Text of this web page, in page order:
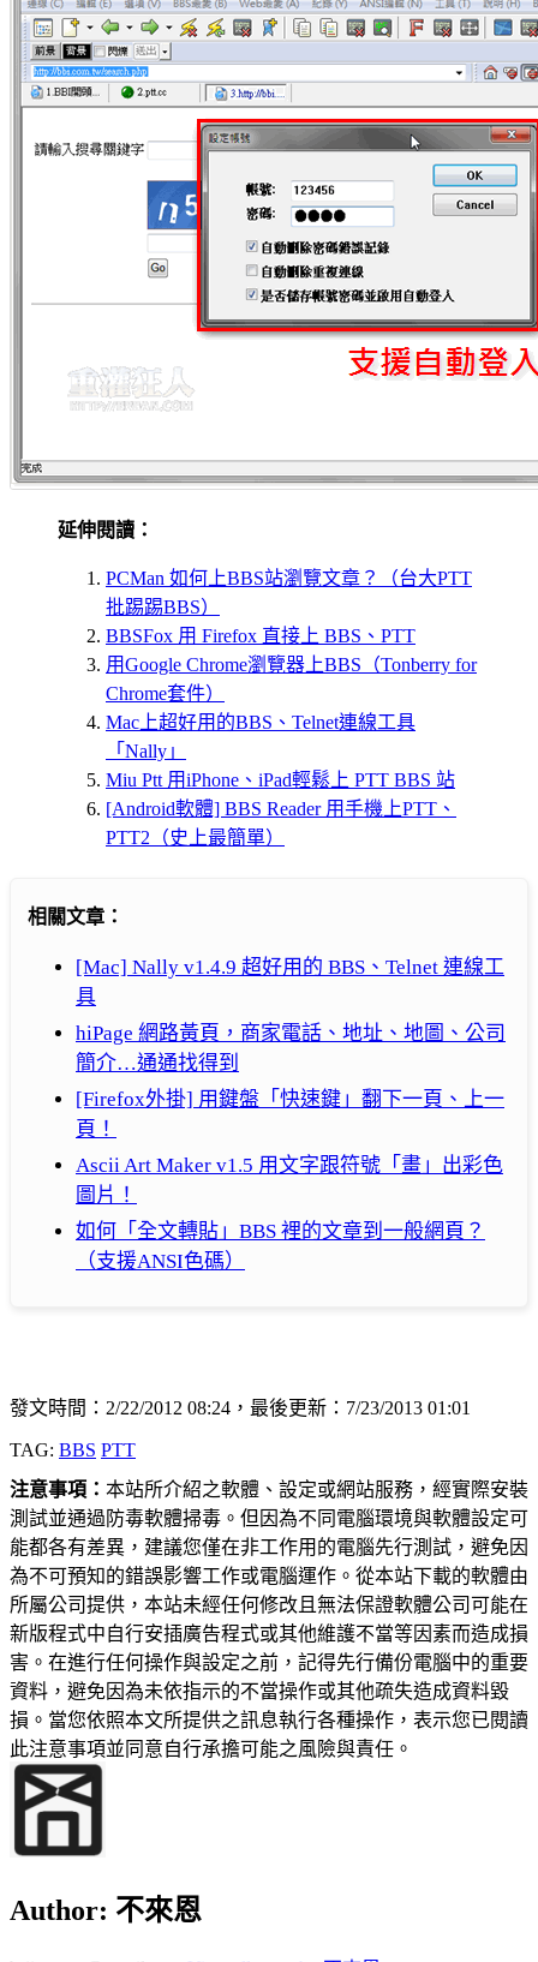
延伸閱讀：
PCMan 如何上BBS站瀏覽文章？（台大PTT
批踢踢BBS）
BBSFox 用 Firefox 直接上 BBS、PTT
用Google Chrome瀏覽器上BBS（Tonberry for
Chrome套件）
Mac上超好用的BBS、Telnet連線工具
「Nally」
Miu Ptt 用iPhone、iPad輕鬆上 PTT BBS 站
[Android軟體] BBS Reader 用手機上PTT、
PTT2（史上最簡單）
相關文章：
[Mac] Nally v1.4.9 超好用的 BBS、Telnet 連線工
具
hiPage 網路黃頁，商家電話、地址、地圖、公司
簡介…通通找得到
[Firefox外掛] 用鍵盤「快速鍵」翻下一頁、上一
頁！
Ascii Art Maker v1.5 用文字跟符號「畫」出彩色
圖片！
如何「全文轉貼」BBS 裡的文章到一般網頁？
（支援ANSI色碼）
發文時間：2/22/2012 08:24，最後更新：7/23/2013 01:01
TAG: BBS PTT
注意事項： 本站所介紹之軟體、設定或網站服務，經實際安裝
測試並通過防毒軟體掃毒。但因為不同電腦環境與軟體設定可
能都各有差異，建議您僅在非工作用的電腦先行測試，避免因
為不可預知的錯誤影響工作或電腦運作。從本站下載的軟體由
所屬公司提供，本站未經任何修改且無法保證軟體公司可能在
新版程式中自行安插廣告程式或其他維護不當等因素而造成損
害。在進行任何操作與設定之前，記得先行備份電腦中的重要
資料，避免因為未依指示的不當操作或其他疏失造成資料毀
損。當您依照本文所提供之訊息執行各種操作，表示您已閱讀
此注意事項並同意自行承擔可能之風險與責任。
Author: 不來恩